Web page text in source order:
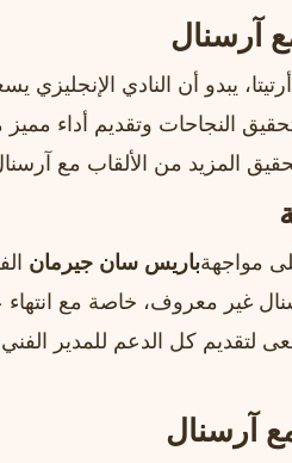
آرسنال
يبدو أن النادي الإنجليزي
النجاحات وتقديم أداء مميز
المزيد من الألقاب مع
مواجهةباريس سان جيرمان
لتقديم كل الدعم للمدير
آرسنال